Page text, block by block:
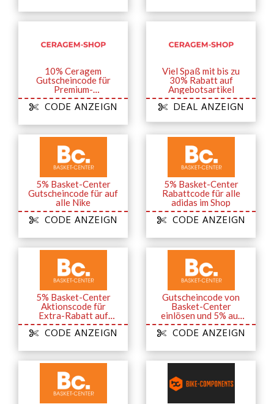
10% Ceragem
Gutscheincode für
Premium-
Fußmassagegerät
CODE ANZEIGN
Viel Spaß mit bis zu
30% Rabatt auf
Angebotsartikel
DEAL ANZEIGN
5% Basket-Center
Gutscheincode für auf
alle Nike
CODE ANZEIGN
5% Basket-Center
Rabattcode für alle
adidas im Shop
CODE ANZEIGN
5% Basket-Center
Aktionscode für
Extra-Rabatt auf
Puma
CODE ANZEIGN
Gutscheincode von
Basket-Center
einlösen und 5% auf
alle Under Armour
Artikel erhalten
CODE ANZEIGN